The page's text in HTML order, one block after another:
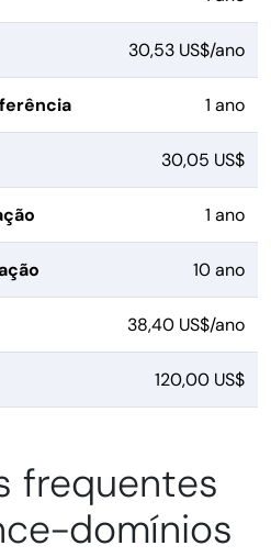
30,53 US$/ano
1 ano
30,05 US$
1 ano
10 ano
38,40 US$/ano
120,00 US$
frequentes
domínios